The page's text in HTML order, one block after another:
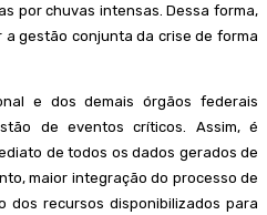
por chuvas intensas. Dessa forma,
a gestão conjunta da crise de forma
e dos demais órgãos federais
de eventos críticos. Assim, é
de todos os dados gerados de
maior integração do processo de
dos recursos disponibilizados para